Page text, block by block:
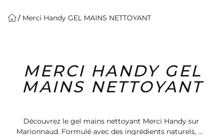
Solaire Homme Marques Idées
Cadeaux
Bons
Plans
Merci Handy GEL MAINS NETTOYANT
MERCI HANDY GEL
MAINS NETTOYANT
Découvrez le gel mains nettoyant Merci Handy sur
Marionnaud. Formulé avec des ingrédients naturels, ce